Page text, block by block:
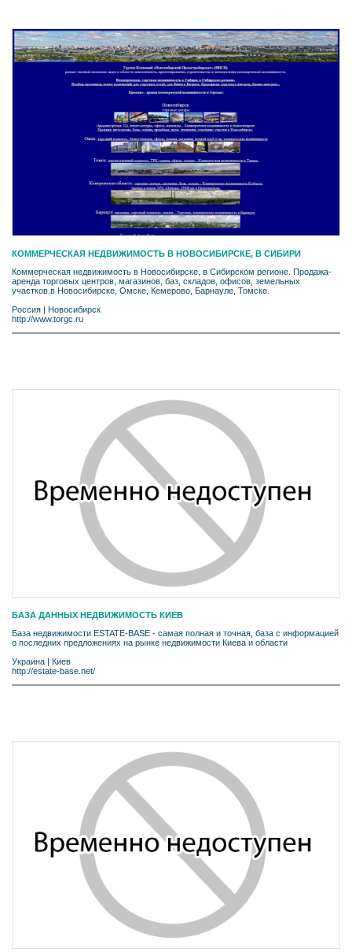
КОММЕРЧЕСКАЯ НЕДВИЖИМОСТЬ В НОВОСИБИРСКЕ, В СИБИРИ
Коммерческая недвижимость в Новосибирске, в Сибирском регионе. Продажа-
аренда торговых центров, магазинов, баз, складов, офисов, земельных
участков.в Новосибирске, Омске, Кемерово, Барнауле, Томске.
Россия | Новосибирск
http://www.torgc.ru
БАЗА ДАННЫХ НЕДВИЖИМОСТЬ КИЕВ
База недвижимости ESTATE-BASE - самая полная и точная, база с информацией
о последних предложениях на рынке недвижимости Киева и области
Украина | Киев
http://estate-base.net/